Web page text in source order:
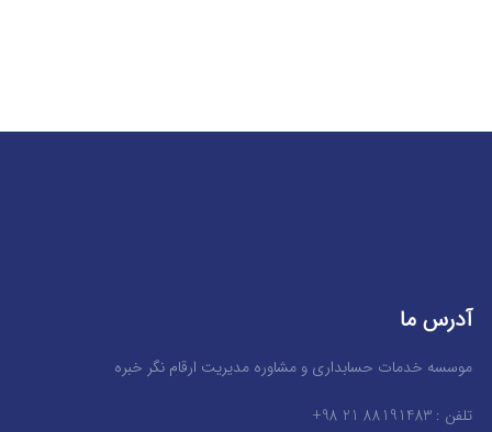
آدرس ما
موسسه خدمات حسابداری و مشاوره مدیریت ارقام نگر خبره
تلفن : 88191483 21 98+